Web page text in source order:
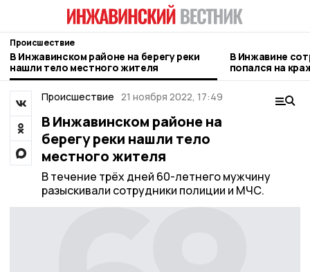
Происшествие
В Инжавинском районе на берегу реки
нашли тело местного жителя
В Инжавине
попался на
выдачи
Происшествие 21 ноября 2022, 17:49
В Инжавинском районе на
берегу реки нашли тело
местного жителя
В течение трёх дней 60-летнего мужчину
разыскивали сотрудники полиции и МЧС.